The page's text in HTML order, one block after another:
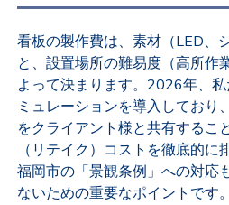
看板の製作費は、素材（LED、
と、設置場所の難易度（高所作
よって決まります。2026年、
ミュレーションを導入しており
をクライアント様と共有するこ
（リテイク）コストを徹底的に
福岡市の「景観条例」への対応
ないための重要なポイントです。